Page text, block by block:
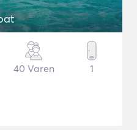
40 Varen 1